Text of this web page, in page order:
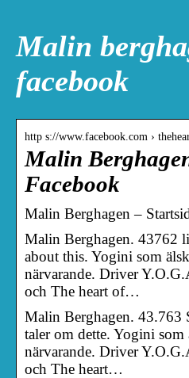
Malin
facebook
http s://www.facebook.com ›
Malin
Facebook
Malin Berghagen –
Malin Berghagen. 43762
about this. Yogini som
närvarande. Driver
och The heart of…
Malin Berghagen. 43.763
taler om dette. Yogini
närvarande. Driver
och The heart…